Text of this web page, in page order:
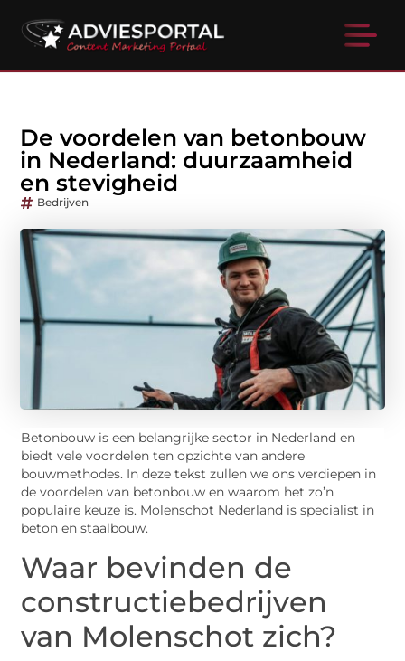
De voordelen van betonbouw
in Nederland: duurzaamheid
en stevigheid
Bedrijven
Betonbouw is een belangrijke sector in Nederland en
biedt vele voordelen ten opzichte van andere
bouwmethodes. In deze tekst zullen we ons verdiepen in
de voordelen van betonbouw en waarom het zo’n
populaire keuze is. Molenschot Nederland is specialist in
beton en staalbouw.
Waar bevinden de
constructiebedrijven
van Molenschot zich?